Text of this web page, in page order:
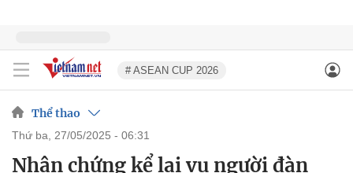
# ASEAN CUP 2026
Thể thao
thứ ba, 27/05/2025 - 06:31
Nhân chứng kể lại vụ người đàn